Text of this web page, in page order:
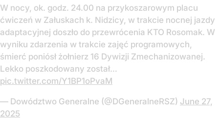
W nocy, ok. godz. 24.00 na przykoszarowym placu
ćwiczeń w Załuskach k. Nidzicy, w trakcie nocnej jazdy
adaptacyjnej doszło do przewrócenia KTO Rosomak. W
wyniku zdarzenia w trakcie zajęć programowych,
śmierć poniósł żołnierz 16 Dywizji Zmechanizowanej.
Lekko poszkodowany został…
pic.twitter.com/Y1BP1oPvaM
— Dowództwo Generalne (@DGeneralneRSZ) June 27,
2025